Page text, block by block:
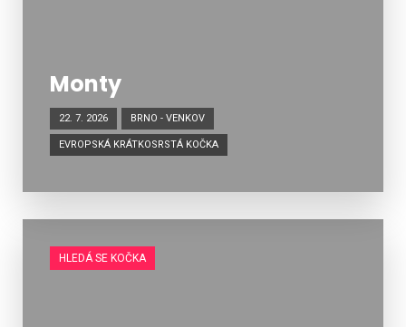
Monty
22. 7. 2026 BRNO - VENKOV
EVROPSKÁ KRÁTKOSRSTÁ KOČKA
HLEDÁ SE KOČKA